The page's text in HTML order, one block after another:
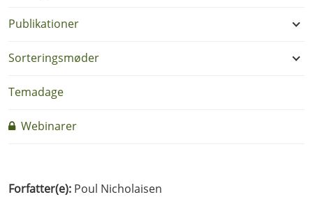
Publikationer
Sorteringsmøder
Temadage
Webinarer
Forfatter(e): Poul Nicholaisen